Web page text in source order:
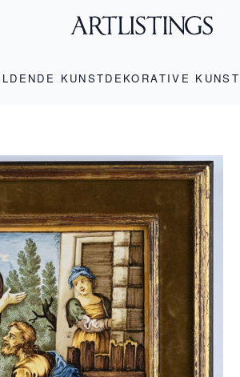
KUNSTDEKORATIVE KUNST